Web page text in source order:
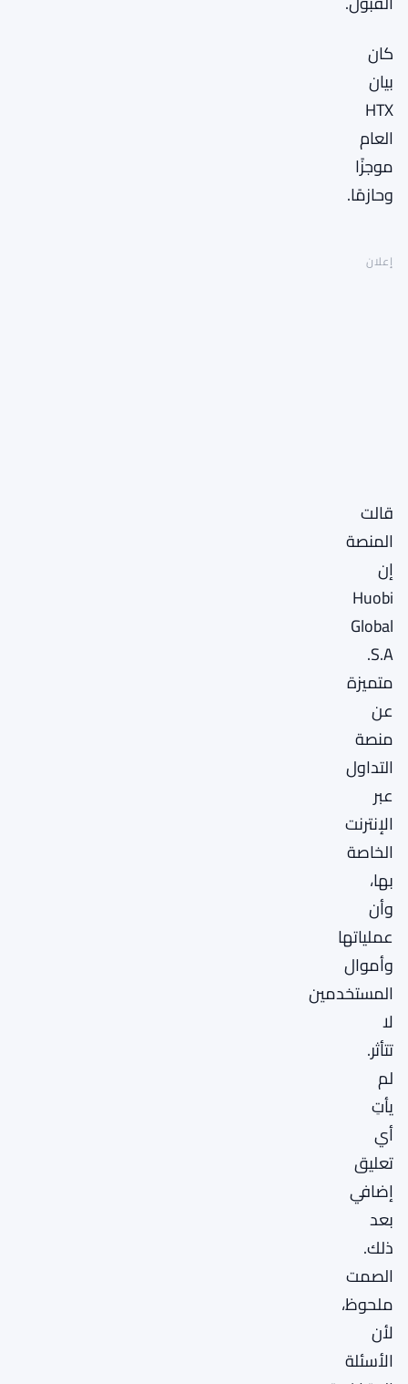
كان
بيان
HTX
العام
موجزًا
وحازمًا.
إعلان
قالت
المنصة
إن
Huobi
Global
S.A.
متميزة
عن
منصة
التداول
عبر
الإنترنت
الخاصة
بها،
وأن
عملياتها
وأموال
المستخدمين
لا
تتأثر.
لم
يأتِ
أي
تعليق
إضافي
بعد
ذلك.
الصمت
ملحوظ،
لأن
الأسئلة